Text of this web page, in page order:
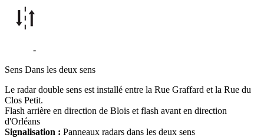
-
Sens Dans les deux sens
Le radar double sens est installé entre la Rue Graffard et la Rue du
Clos Petit.
Flash arrière en direction de Blois et flash avant en direction
d'Orléans
Signalisation : Panneaux radars dans les deux sens